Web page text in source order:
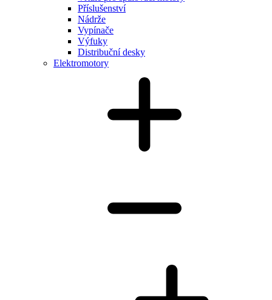
Příslušenství
Nádrže
Vypínače
Výfuky
Distribuční desky
Elektromotory